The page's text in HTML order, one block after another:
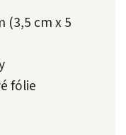
(3,5 cm x 5
fólie